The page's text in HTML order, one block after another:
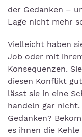
der Gedanken –
Lage nicht mehr
Vielleicht haben
Job oder mit
Konsequenzen.
diesen Konflikt
lässt sie in eine
handeln gar nicht.
Gedanken?
es ihnen die